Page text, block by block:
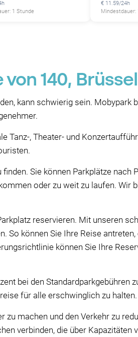
P
1 Stunde
€ 11.59/24h
Mindestdauer:
140, Brüssel
kann schwierig sein. Mobypark
Tanz-, Theater- und
Sie können Parkplätze nach
oder zu weit zu laufen. Wir
reservieren. Mit unseren
So können Sie Ihre Reise
können Sie Ihre
bei den Standardparkgebühren
für alle erschwinglich zu halten.
machen und den Verkehr zu
verbinden, die über Kapazitäten